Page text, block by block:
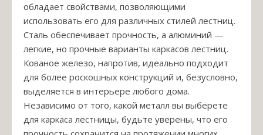
обладает свойствами, позволяющими
использовать его для различных стилей лестниц.
Сталь обеспечивает прочность, а алюминий —
легкие, но прочные варианты каркасов лестниц.
Кованое железо, напротив, идеально подходит
для более роскошных конструкций и, безусловно,
выделяется в интерьере любого дома.
Независимо от того, какой металл вы выберете
для каркаса лестницы, будьте уверены, что его